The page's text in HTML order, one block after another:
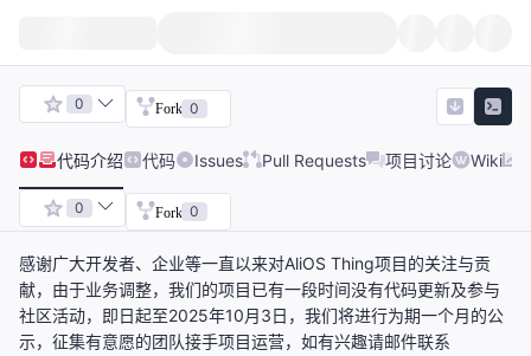
0 Fork 0
代码介绍 代码 Issues Pull Requests 项目讨论 Wiki
0 Fork 0
感谢广大开发者、企业等一直以来对AliOS Thing项目的关注与贡
献，由于业务调整，我们的项目已有一段时间没有代码更新及参与
社区活动，即日起至2025年10月3日，我们将进行为期一个月的公
示，征集有意愿的团队接手项目运营，如有兴趣请邮件联系